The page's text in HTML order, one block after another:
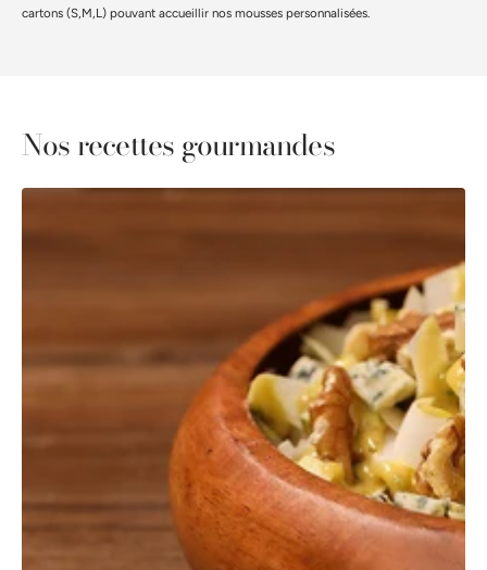
cartons (S,M,L) pouvant accueillir nos mousses personnalisées.
Nos recettes gourmandes